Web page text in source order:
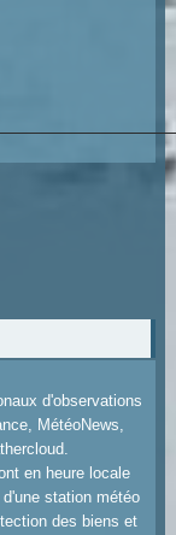
d'observations
MétéoNews,
en heure locale
station météo
des biens et